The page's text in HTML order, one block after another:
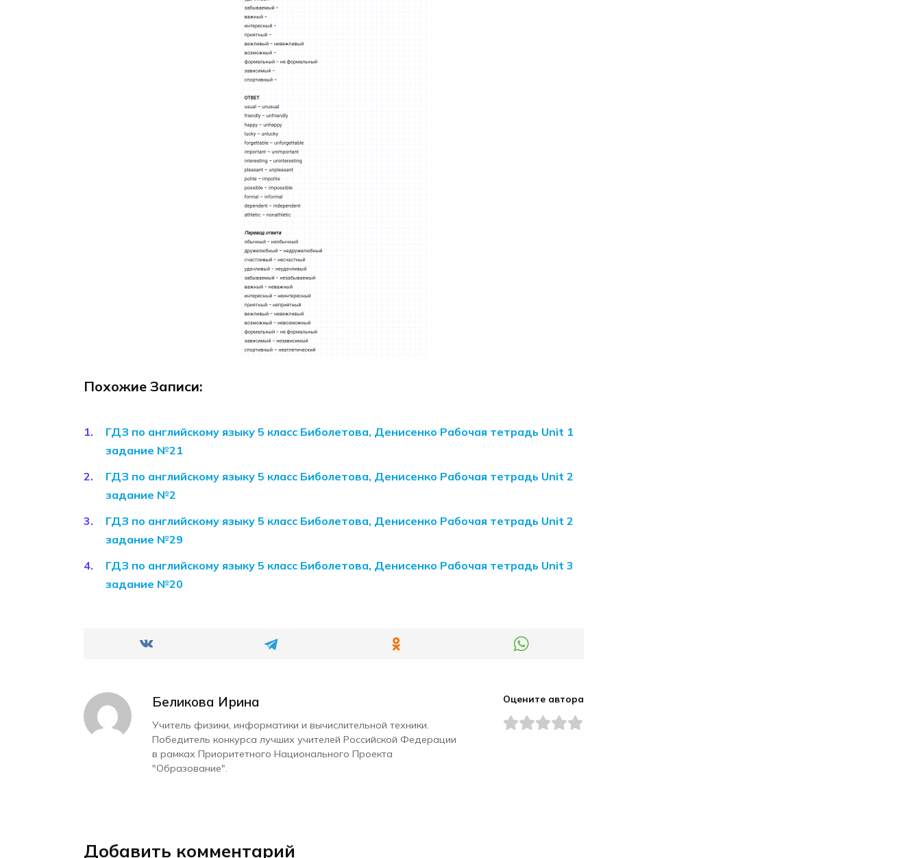
Похожие Записи:
ГДЗ по английскому языку 5 класс Биболетова, Денисенко Рабочая тетрадь Unit 1
задание №21
ГДЗ по английскому языку 5 класс Биболетова, Денисенко Рабочая тетрадь Unit 2
задание №2
ГДЗ по английскому языку 5 класс Биболетова, Денисенко Рабочая тетрадь Unit 2
задание №29
ГДЗ по английскому языку 5 класс Биболетова, Денисенко Рабочая тетрадь Unit 3
задание №20
Беликова Ирина
Учитель физики, информатики и вычислительной техники.
Победитель конкурса лучших учителей Российской Федерации
в рамках Приоритетного Национального Проекта
"Образование".
Оцените автора
Добавить комментарий